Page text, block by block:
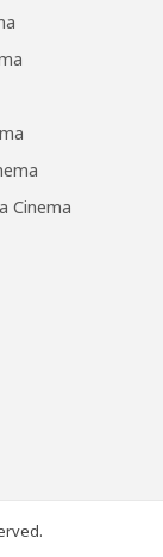
Cinema